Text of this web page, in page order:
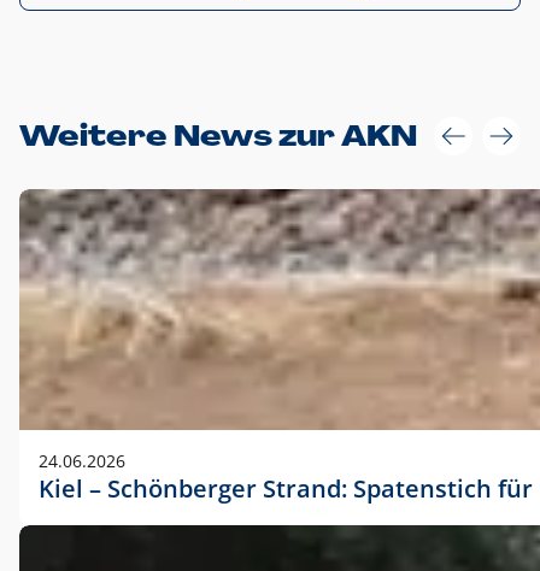
Weitere News zur AKN
24.06.2026
Kiel – Schönberger Strand: Spatenstich